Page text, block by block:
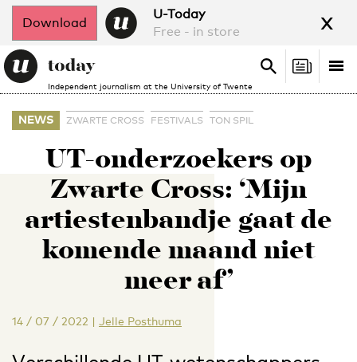
Download
U-Today
Free - in store
x
Independent journalism at the University of Twente
Search
Search
NEWS ZWARTE CROSS FESTIVALS TON SPIL
UT-onderzoekers op
Zwarte Cross: ‘Mijn
artiestenbandje gaat de
komende maand niet
meer af’
14 / 07 / 2022 | Jelle Posthuma